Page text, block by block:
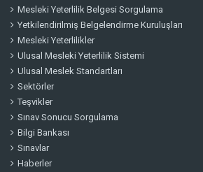
Mesleki Yeterlilik Belgesi Sorgulama
Yetkilendirilmiş Belgelendirme Kuruluşları
Mesleki Yeterlilikler
Ulusal Mesleki Yeterlilik Sistemi
Ulusal Meslek Standartları
Sektörler
Teşvikler
Sınav Sonucu Sorgulama
Bilgi Bankası
Sınavlar
Haberler